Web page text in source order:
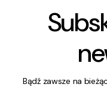
Bądź zawsze na